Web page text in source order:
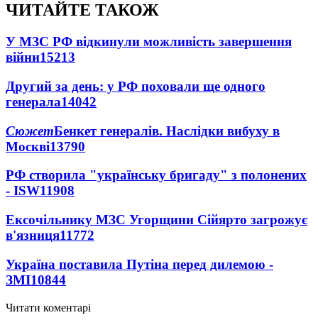
ЧИТАЙТЕ ТАКОЖ
У МЗС РФ відкинули можливість завершення
війни15213
Другий за день: у РФ поховали ще одного
генерала14042
СюжетБенкет генералів. Наслідки вибуху в
Москві13790
РФ створила "українську бригаду" з полонених
- ISW11908
Ексочільнику МЗС Угорщини Сійярто загрожує
в'язниця11772
Україна поставила Путіна перед дилемою -
ЗМІ10844
Читати коментарі